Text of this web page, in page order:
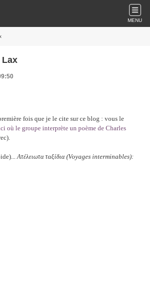
MENU
Lax
fois que je le cite sur ce blog : vous le
où le groupe interprète un poème de Charles
Ατέλειωτα ταξίδια (Voyages interminables):